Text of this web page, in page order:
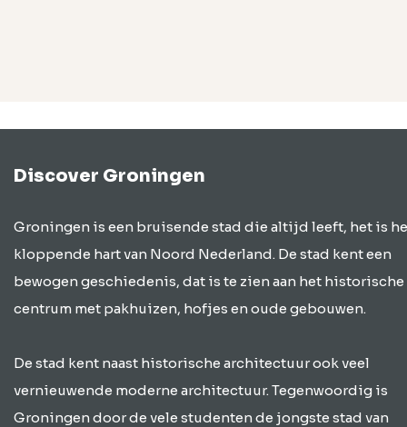
Discover Groningen
Groningen is een bruisende stad die altijd leeft, het is
kloppende hart van Noord Nederland. De stad kent een
bewogen geschiedenis, dat is te zien aan het historische
centrum met pakhuizen, hofjes en oude gebouwen.
De stad kent naast historische architectuur ook veel
vernieuwende moderne architectuur. Tegenwoordig is
Groningen door de vele studenten de jongste stad van